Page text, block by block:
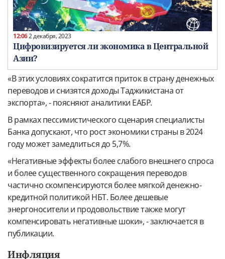
12:062 декабря, 2023
Цифровизируется ли экономика в Центральной
Азии?
«В этих условиях сократится приток в страну денежных
переводов и снизятся доходы Таджикистана от
экспорта», - поясняют аналитики ЕАБР.
В рамках пессимистического сценария специалисты
Банка допускают, что рост экономики страны в 2024
году может замедлиться до 5,7%.
«Негативные эффекты более слабого внешнего спроса
и более существенного сокращения переводов
частично скомпенсируются более мягкой денежно-
кредитной политикой НБТ. Более дешевые
энергоносители и продовольствие также могут
компенсировать негативные шоки», - заключается в
публикации.
Инфляция